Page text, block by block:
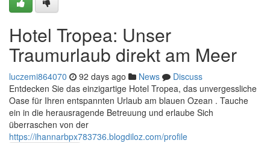
Hotel Tropea: Unser
Traumurlaub direkt am Meer
luczemi864070 92 days ago News
Discuss
Entdecken Sie das einzigartige Hotel Tropea, das unvergessliche
Oase für Ihren entspannten Urlaub am blauen Ozean . Tauche
ein in die herausragende Betreuung und erlaube Sich
überraschen von der
https://ihannarbpx783736.blogdiloz.com/profile